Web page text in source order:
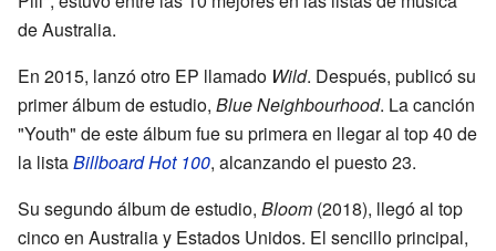
de Australia.
En 2015, lanzó otro EP llamado Wild. Después, publicó su
primer álbum de estudio, Blue Neighbourhood. La canción
"Youth" de este álbum fue su primera en llegar al top 40 de
la listaBillboard Hot 100, alcanzando el puesto 23.
Su segundo álbum de estudio, Bloom (2018), llegó al top
cinco en Australia y Estados Unidos. El sencillo principal,